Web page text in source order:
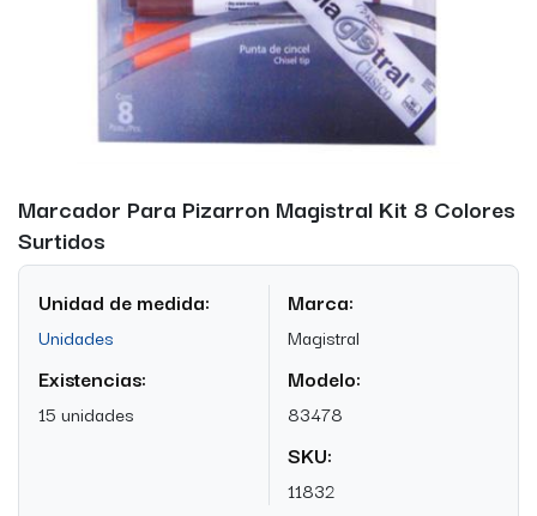
Marcador Para Pizarron Magistral Kit 8 Colores
Surtidos
Unidad de medida:
Unidades
Existencias:
15 unidades
Marca:
Magistral
Modelo:
83478
SKU:
11832